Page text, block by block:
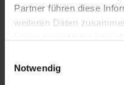
Partner führen diese
weiteren Daten
Notwendig
Unsere Kolleginnen und
Ossendorf haben sich
Engagement nicht nur